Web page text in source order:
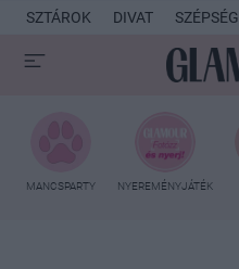
SZTÁROK DIVAT SZÉPSÉG
MANCSPARTY NYEREMÉNYJÁTÉK